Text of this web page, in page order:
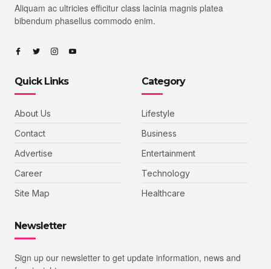
Aliquam ac ultricies efficitur class lacinia magnis platea
bibendum phasellus commodo enim.
Quick Links
About Us
Contact
Advertise
Career
Site Map
Category
Lifestyle
Business
Entertainment
Technology
Healthcare
Newsletter
Sign up our newsletter to get update information, news and